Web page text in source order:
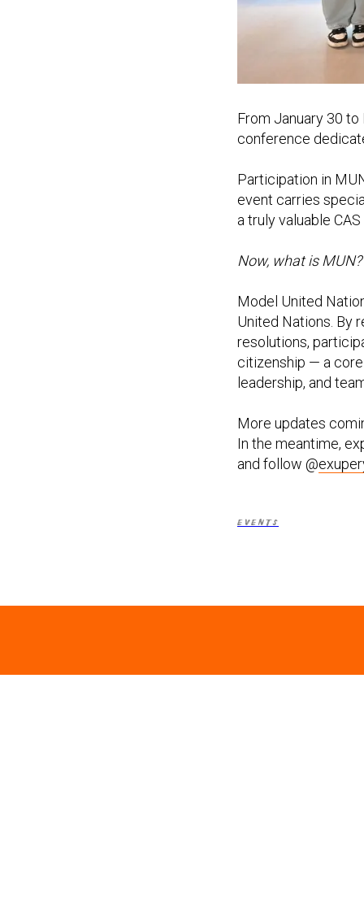
From January 30
conference
Participation in
event carries
a truly valuable
Now, what is MUN?
Model United
United Nations. By
resolutions,
citizenship — a
leadership, and
More updates
In the meantime,
and follow @
EVENTS